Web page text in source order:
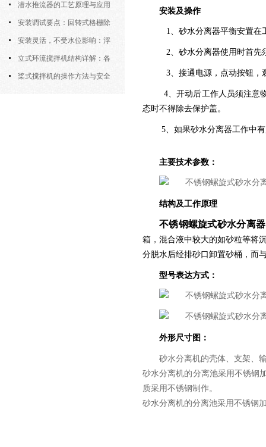
的布置位置对回流效果的影响
潜水推流器的工艺原理与应用
逻辑安装调试要点：回转式格栅除
污机的土建配合要求与水平度校准
安装灵活，不受水位影响：浮
筒式曝气机的结构优势与适用场景
立式环流搅拌机结构详解：各
部件的功能与协同
桨式搅拌机的操作方法与安全
安装及操作
1、砂水分离器平衡安置在
2、砂水分离器使用时首先
3、接通电源，点动按钮，
4、开动后工作人员须注意
态时不得除去保护盖。
5、如果砂水分离器工作中
主要技术参数：
结构及工作原理
不锈钢螺旋式砂水分离器
箱，混合液中较大的如砂粒等将
分脱水后经排砂口卸置砂桶，而
型号表达方式：
外形尺寸图：
砂水分离机的壳体、支架、
砂水分离机的分离池采用不锈钢
质采用不锈钢制作。
砂水分离机的分离池采用不锈钢